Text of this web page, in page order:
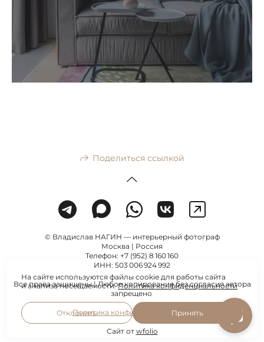
Поделиться ссылкой
© Владислав НАГИН — интерьерный фотограф
Москва | Россия
Телефон: +7 (952) 8 160 160
ИНН: 503 006 924 992
Все права защищены | Любое копирование без согласия автора
запрещено
Политика конфиденциальности
Сайт от wfolio
На сайте используются файлы cookie для работы сайта
и анализа посещаемости.Политика конфиденциальности
Отклонить Принять